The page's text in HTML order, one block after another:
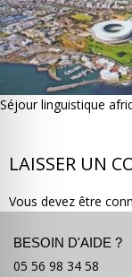
Séjour linguistique
LAISSER UN
Vous devez être
BESOIN D'AIDE ?
05 56 98 34 58